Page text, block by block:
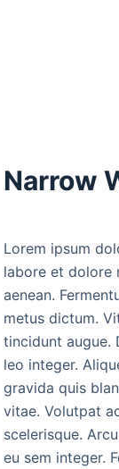
Narrow
Lorem ipsum
labore et dolore
aenean.
metus dictum.
tincidunt augue.
leo integer.
gravida quis
vitae. Volutpat
scelerisque.
eu sem integer.